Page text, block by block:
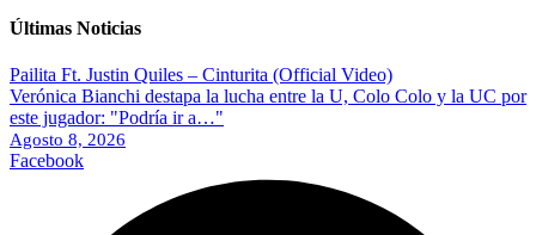
Últimas Noticias
Pailita Ft. Justin Quiles – Cinturita (Official Video)
Verónica Bianchi destapa la lucha entre la U, Colo Colo y la UC por
este jugador: "Podría ir a…"
Agosto 8, 2026
Facebook